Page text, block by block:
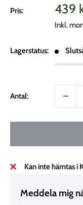
Pris:
Vårt
pris
439
Inkl.
Lagerstatus:
Antal:
Kan inte hämtas i